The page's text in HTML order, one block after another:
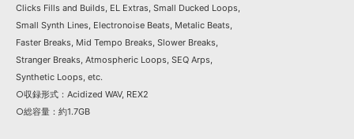
Clicks Fills and Builds, EL Extras, Small Ducked Loops,
Small Synth Lines, Electronoise Beats, Metalic Beats,
Faster Breaks, Mid Tempo Breaks, Slower Breaks,
Stranger Breaks, Atmospheric Loops, SEQ Arps,
Synthetic Loops, etc.
○収録形式：Acidized WAV, REX2
○総容量：約1.7GB